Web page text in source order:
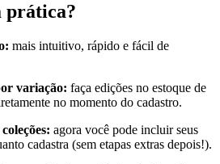
prática?
mais intuitivo, rápido e fácil de
variação: faça edições no estoque de
no momento do cadastro.
agora você pode incluir seus
cadastra (sem etapas extras depois!).